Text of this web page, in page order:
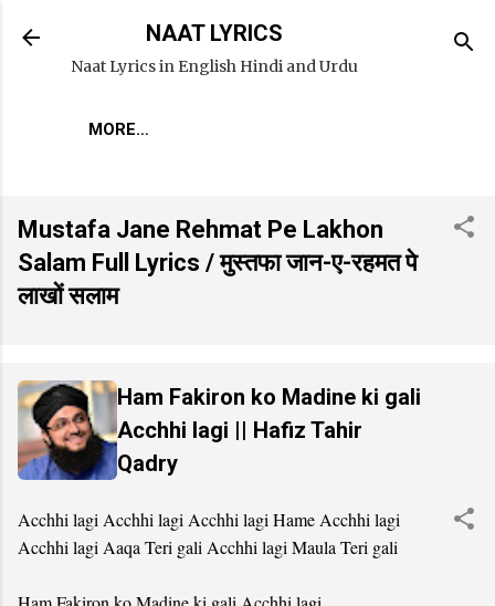
Skip to main content
NAAT LYRICS
Naat Lyrics in English Hindi and Urdu
MORE…
Mustafa Jane Rehmat Pe Lakhon
Salam Full Lyrics / मुस्तफा जान-ए-रहमत पे
लाखों सलाम
Ham Fakiron ko Madine ki gali
Acchhi lagi || Hafiz Tahir
Qadry
Acchhi lagi Acchhi lagi Acchhi lagi Hame Acchhi lagi
Acchhi lagi Aaqa Teri gali Acchhi lagi Maula Teri gali